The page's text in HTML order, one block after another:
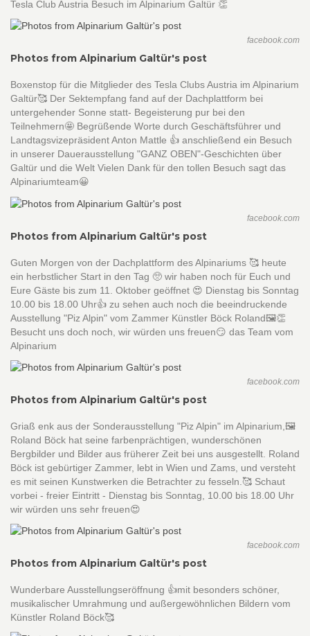
Tesla Club Austria Besuch im Alpinarium Galtür 👏
facebook.com
Photos from Alpinarium Galtür's post
Boxenstop für die Mitglieder des Tesla Clubs Austria im Alpinarium
Galtür🥰 Der Sektempfang fand auf der Dachplattform bei
untergehender Sonne statt- Begeisterung pur bei den
Teilnehmern🤩 Begrüßende Worte durch Geschäftsführer und
Landtagsvizepräsident Anton Mattle 👍 anschließend ein Besuch
in unserer Dauerausstellung "GANZ OBEN"-Geschichten über
Galtür und die Welt Vielen Dank für den tollen Besuch sagt das
Alpinariumteam😀
facebook.com
Photos from Alpinarium Galtür's post
Guten Morgen von der Dachplattform des Alpinariums 🥰 heute
ein herbstlicher Start in den Tag 🥺 wir haben noch für Euch und
Eure Gäste bis zum 11. Oktober geöffnet 😍 Dienstag bis Sonntag
10.00 bis 18.00 Uhr👍 zu sehen auch noch die beeindruckende
Ausstellung "Piz Alpin" vom Zammer Künstler Böck Roland🖼👏
Besucht uns doch noch, wir würden uns freuen😏 das Team vom
Alpinarium
facebook.com
Photos from Alpinarium Galtür's post
Griaß enk aus der Sonderausstellung "Piz Alpin" im Alpinarium,🖼
Roland Böck hat seine farbenprächtigen, wunderschönen
Bergbilder und Bilder aus früherer Zeit bei uns ausgestellt. Roland
Böck ist gebürtiger Zammer, lebt in Wien und Zams, und versteht
es mit seinen Kunstwerken die Betrachter zu fesseln.🥰 Schaut
vorbei - freier Eintritt - Dienstag bis Sonntag, 10.00 bis 18.00 Uhr
wir würden uns sehr freuen😍
facebook.com
Photos from Alpinarium Galtür's post
Wunderbare Ausstellungseröffnung 👍mit besonders schöner,
musikalischer Umrahmung und außergewöhnlichen Bildern vom
Künstler Roland Böck🥰